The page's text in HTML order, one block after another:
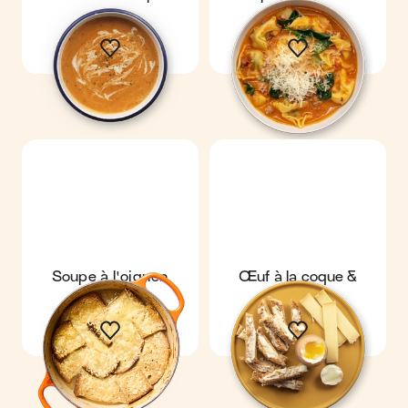
Soupe à l'oignon
Œuf à la coque &
mouillettes